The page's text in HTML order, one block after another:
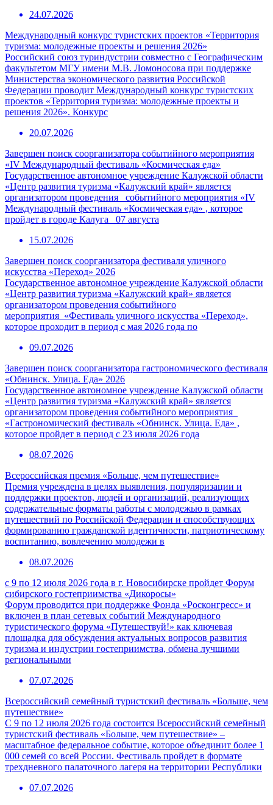
24.07.2026
Международный конкурс туристских проектов «Территория
туризма: молодежные проекты и решения 2026»
Российский союз туриндустрии совместно с Географическим
факультетом МГУ имени М.В. Ломоносова при поддержке
Министерства экономического развития Российской
Федерации проводит Международный конкурс туристских
проектов «Территория туризма: молодежные проекты и
решения 2026». Конкурс
20.07.2026
Завершен поиск соорганизатора событийного мероприятия
«IV Международный фестиваль «Космическая еда»
Государственное автономное учреждение Калужской области
«Центр развития туризма «Калужский край» является
организатором проведения событийного мероприятия «IV
Международный фестиваль «Космическая еда» , которое
пройдет в городе Калуга 07 августа
15.07.2026
Завершен поиск соорганизатора фестиваля уличного
искусства «Переход» 2026
Государственное автономное учреждение Калужской области
«Центр развития туризма «Калужский край» является
организатором проведения событийного
мероприятия «Фестиваль уличного искусства «Переход»,
которое проходит в период с мая 2026 года по
09.07.2026
Завершен поиск соорганизатора гастрономического фестиваля
«Обнинск. Улица. Еда» 2026
Государственное автономное учреждение Калужской области
«Центр развития туризма «Калужский край» является
организатором проведения событийного мероприятия
«Гастрономический фестиваль «Обнинск. Улица. Еда» ,
которое пройдет в период с 23 июля 2026 года
08.07.2026
Всероссийская премия «Больше, чем путешествие»
Премия учреждена в целях выявления, популяризации и
поддержки проектов, людей и организаций, реализующих
содержательные форматы работы с молодежью в рамках
путешествий по Российской Федерации и способствующих
формированию гражданской идентичности, патриотическому
воспитанию, вовлечению молодежи в
08.07.2026
с 9 по 12 июля 2026 года в г. Новосибирске пройдет Форум
сибирского гостеприимства «Дикоросы»
Форум проводится при поддержке Фонда «Росконгресс» и
включен в план сетевых событий Международного
туристического форума «Путешествуй!» как ключевая
площадка для обсуждения актуальных вопросов развития
туризма и индустрии гостеприимства, обмена лучшими
региональными
07.07.2026
Всероссийский семейный туристский фестиваль «Больше, чем
путешествие»
С 9 по 12 июля 2026 года состоится Всероссийский семейный
туристский фестиваль «Больше, чем путешествие» –
масштабное федеральное событие, которое объединит более 1
000 семей со всей России. Фестиваль пройдет в формате
трехдневного палаточного лагеря на территории Республики
07.07.2026